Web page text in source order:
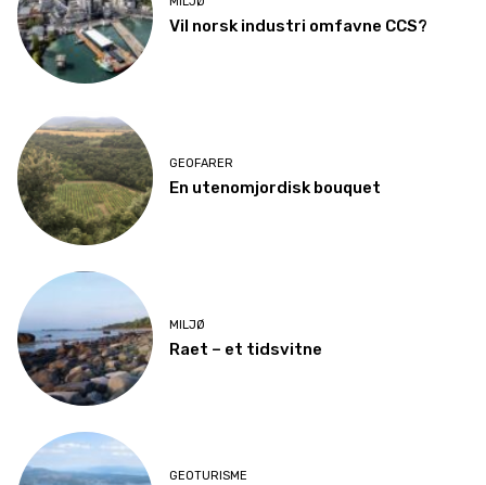
Vil norsk industri omfavne CCS?
GEOFARER
En utenomjordisk bouquet
MILJØ
Raet – et tidsvitne
GEOTURISME